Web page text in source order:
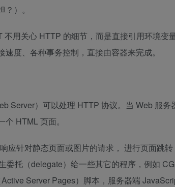
？）。
不用关心 HTTP 的细节，而是直接引用环境变
速度、各种事务控制，直接由容器来完成。
Server）可以处理 HTTP 协议。当 Web 服
HTML 页面。
应针对静态页面或图片的请求， 进行页面跳
委托（delegate）给一些其它的程序，例如
Server Pages）脚本，服务器端